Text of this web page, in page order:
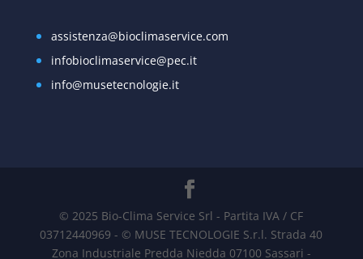
assistenza@bioclimaservice.com
infobioclimaservice@pec.it
info@musetecnologie.it
© 2025 Bio-Clima Service Srl - Partita IVA / CF
03712440969 - © MUSE TECNOLOGIE S.r.l. Strada 40
Zona Industriale Predda Niedda 07100 Sassari -